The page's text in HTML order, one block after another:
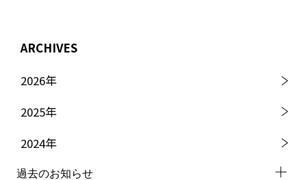
ARCHIVES
2026年
2025年
2024年
過去のお知らせ